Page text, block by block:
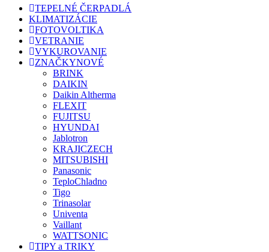
TEPELNÉ ČERPADLÁ
KLIMATIZÁCIE
FOTOVOLTIKA
VETRANIE
VYKUROVANIE
ZNAČKYNOVÉ
BRINK
DAIKIN
Daikin Altherma
FLEXIT
FUJITSU
HYUNDAI
Jablotron
KRAJICZECH
MITSUBISHI
Panasonic
TeploChladno
Tigo
Trinasolar
Univenta
Vaillant
WATTSONIC
TIPY a TRIKY